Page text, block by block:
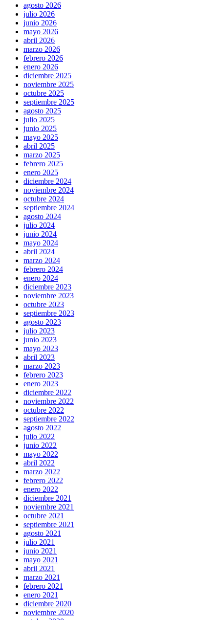
agosto 2026
julio 2026
junio 2026
mayo 2026
abril 2026
marzo 2026
febrero 2026
enero 2026
diciembre 2025
noviembre 2025
octubre 2025
septiembre 2025
agosto 2025
julio 2025
junio 2025
mayo 2025
abril 2025
marzo 2025
febrero 2025
enero 2025
diciembre 2024
noviembre 2024
octubre 2024
septiembre 2024
agosto 2024
julio 2024
junio 2024
mayo 2024
abril 2024
marzo 2024
febrero 2024
enero 2024
diciembre 2023
noviembre 2023
octubre 2023
septiembre 2023
agosto 2023
julio 2023
junio 2023
mayo 2023
abril 2023
marzo 2023
febrero 2023
enero 2023
diciembre 2022
noviembre 2022
octubre 2022
septiembre 2022
agosto 2022
julio 2022
junio 2022
mayo 2022
abril 2022
marzo 2022
febrero 2022
enero 2022
diciembre 2021
noviembre 2021
octubre 2021
septiembre 2021
agosto 2021
julio 2021
junio 2021
mayo 2021
abril 2021
marzo 2021
febrero 2021
enero 2021
diciembre 2020
noviembre 2020